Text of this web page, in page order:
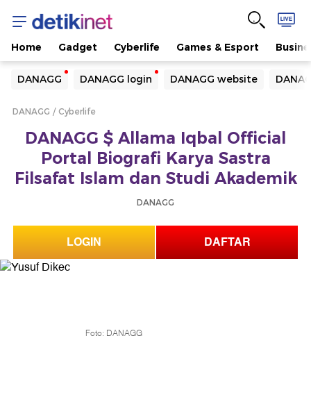
Home Gadget Cyberlife Games & Esport
DANAGG DANAGG login DANAGG website
Yang sedang ramai dicari
Loading...
Loading...
DANAGG Cyberlife
DANAGG $ Allama Iqbal Official
Portal Biografi Karya Sastra
Filsafat Islam dan Studi Akademik
DANAGG
LOGIN DAFTAR
Foto: DANAGG